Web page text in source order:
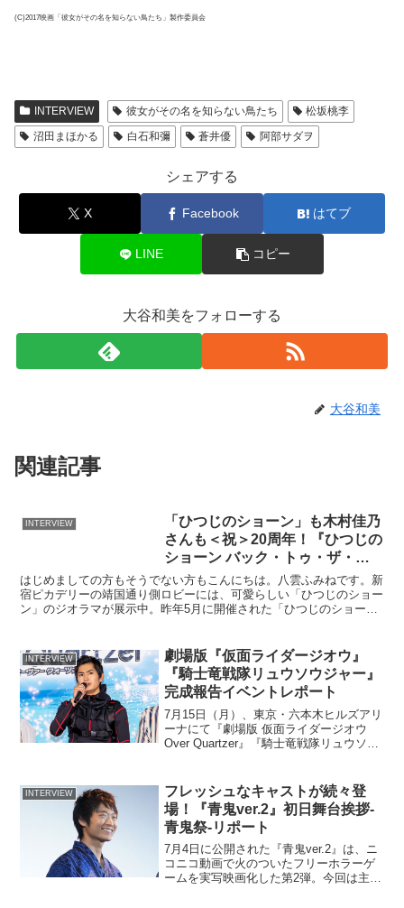
(C)2017映画「彼女がその名を知らない鳥たち」製作委員会
INTERVIEW 彼女がその名を知らない鳥たち
松坂桃李
沼田まほかる
白石和彌 蒼井優 阿部サダヲ
シェアする
X Facebook はてブ
LINE コピー
大谷和美をフォローする
大谷和美
関連記事
INTERVIEW
「ひつじのショーン」も木村佳乃
さんも＜祝＞20周年！『ひつじの
ショーン バック・トゥ・ザ・ホ
ーム』公開直前イベント
はじめましての方もそうでない方もこんにちは。八雲ふみねです。新
宿ピカデリーの靖国通り側ロビーには、可愛らしい「ひつじのショー
ン」のジオラマが展示中。昨年5月に開催された「ひつじのショーン
INTERVIEW
劇場版『仮面ライダージオウ』
『騎士竜戦隊リュウソウジャー』
完成報告イベントレポート
7月15日（月）、東京・六本木ヒルズアリ
ーナにて『劇場版 仮面ライダージオウ
Over Quartzer』『騎士竜戦隊リュウソウ
開催され、劇場版ゲストを含むキ...
INTERVIEW
フレッシュなキャストが続々登
場！『青鬼ver.2』初日舞台挨拶-
青鬼祭-リポート
7月4日に公開された『青鬼ver.2』は、ニ
コニコ動画で火のついたフリーホラーゲ
ームを実写映画化した第2弾。今回は主演